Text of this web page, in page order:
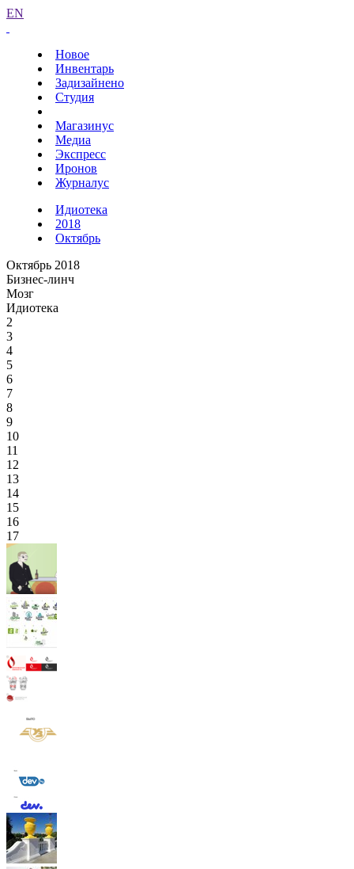
EN
Новое
Инвентарь
Задизайнено
Студия
Магазинус
Медиа
Экспресс
Иронов
Журналус
Идиотека
2018
Октябрь
Октябрь 2018
Бизнес-линч
Мозг
Идиотека
2
3
4
5
6
7
8
9
10
11
12
13
14
15
16
17